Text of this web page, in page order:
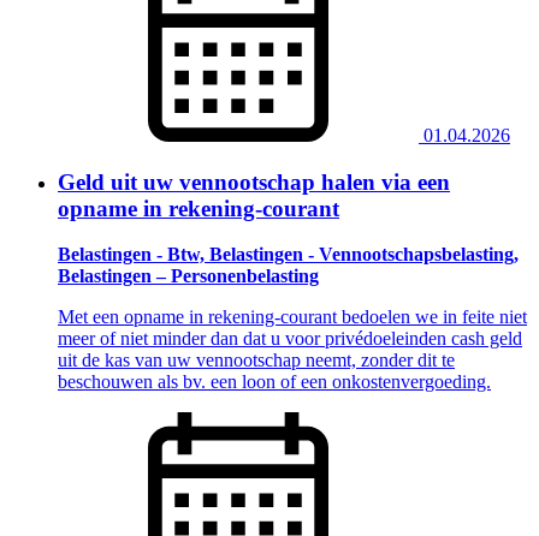
01.04.2026
Geld uit uw vennootschap halen via een
opname in rekening-courant
Belastingen - Btw, Belastingen - Vennootschapsbelasting,
Belastingen – Personenbelasting
Met een opname in rekening-courant bedoelen we in feite niet
meer of niet minder dan dat u voor privédoeleinden cash geld
uit de kas van uw vennootschap neemt, zonder dit te
beschouwen als bv. een loon of een onkostenvergoeding.